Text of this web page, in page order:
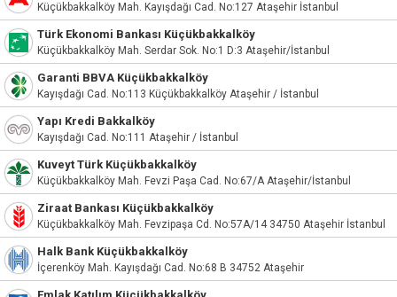
Küçükbakkalköy Mah. Kayışdağı Cad. No:127 Ataşehir İstanbul
Türk Ekonomi Bankası Küçükbakkalköy
Küçükbakkalköy Mah. Serdar Sok. No:1 D:3 Ataşehir/İstanbul
Garanti BBVA Küçükbakkalköy
Kayışdağı Cad. No:113 Küçükbakkalköy Ataşehir / İstanbul
Yapı Kredi Bakkalköy
Kayışdağı Cad. No:111 Ataşehir / İstanbul
Kuveyt Türk Küçükbakkalköy
Küçükbakkalköy Mah. Fevzi Paşa Cad. No:67/A Ataşehir/İstanbul
Ziraat Bankası Küçükbakkalköy
Küçükbakkalköy Mah. Fevzipaşa Cd. No:57A/14 34750 Ataşehir İstanbul
Halk Bank Küçükbakkalköy
İçerenköy Mah. Kayışdağı Cad. No:68 B 34752 Ataşehir